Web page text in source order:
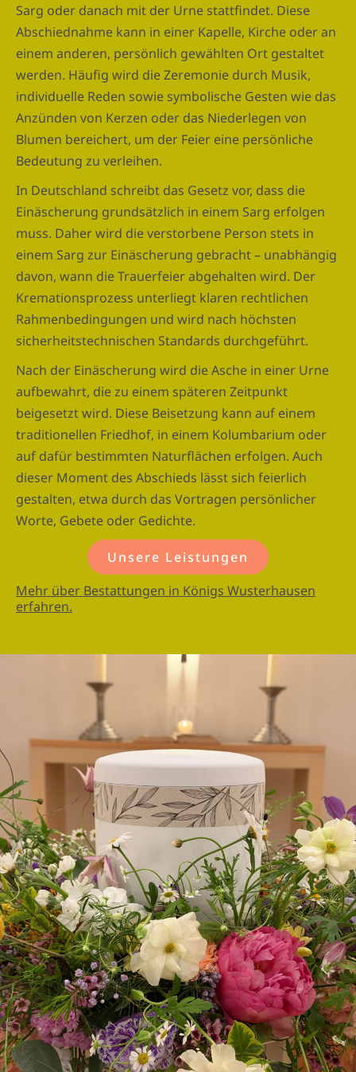
Sarg oder danach mit der Urne stattfindet. Diese
Abschiednahme kann in einer Kapelle, Kirche oder an
einem anderen, persönlich gewählten Ort gestaltet
werden. Häufig wird die Zeremonie durch Musik,
individuelle Reden sowie symbolische Gesten wie das
Anzünden von Kerzen oder das Niederlegen von
Blumen bereichert, um der Feier eine persönliche
Bedeutung zu verleihen.
In Deutschland schreibt das Gesetz vor, dass die
Einäscherung grundsätzlich in einem Sarg erfolgen
muss. Daher wird die verstorbene Person stets in
einem Sarg zur Einäscherung gebracht – unabhängig
davon, wann die Trauerfeier abgehalten wird. Der
Kremationsprozess unterliegt klaren rechtlichen
Rahmenbedingungen und wird nach höchsten
sicherheitstechnischen Standards durchgeführt.
Nach der Einäscherung wird die Asche in einer Urne
aufbewahrt, die zu einem späteren Zeitpunkt
beigesetzt wird. Diese Beisetzung kann auf einem
traditionellen Friedhof, in einem Kolumbarium oder
auf dafür bestimmten Naturflächen erfolgen. Auch
dieser Moment des Abschieds lässt sich feierlich
gestalten, etwa durch das Vortragen persönlicher
Worte, Gebete oder Gedichte.
Unsere Leistungen
Mehr über Bestattungen in Königs Wusterhausen
erfahren.